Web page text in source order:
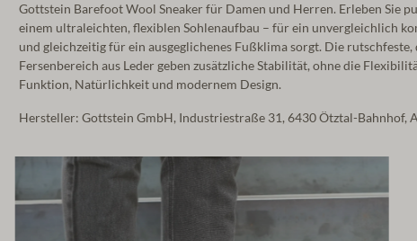
Gottstein Barefoot Wool Sneaker für Damen und Herren. Erleben
einem ultraleichten, flexiblen Sohlenaufbau – für ein unvergleichlich
und gleichzeitig für ein ausgeglichenes Fußklima sorgt. Die
Fersenbereich aus Leder geben zusätzliche Stabilität, ohne die
Funktion, Natürlichkeit und modernem Design.
Hersteller: Gottstein GmbH, Industriestraße 31, 6430 Ötztal-Bahnhof,